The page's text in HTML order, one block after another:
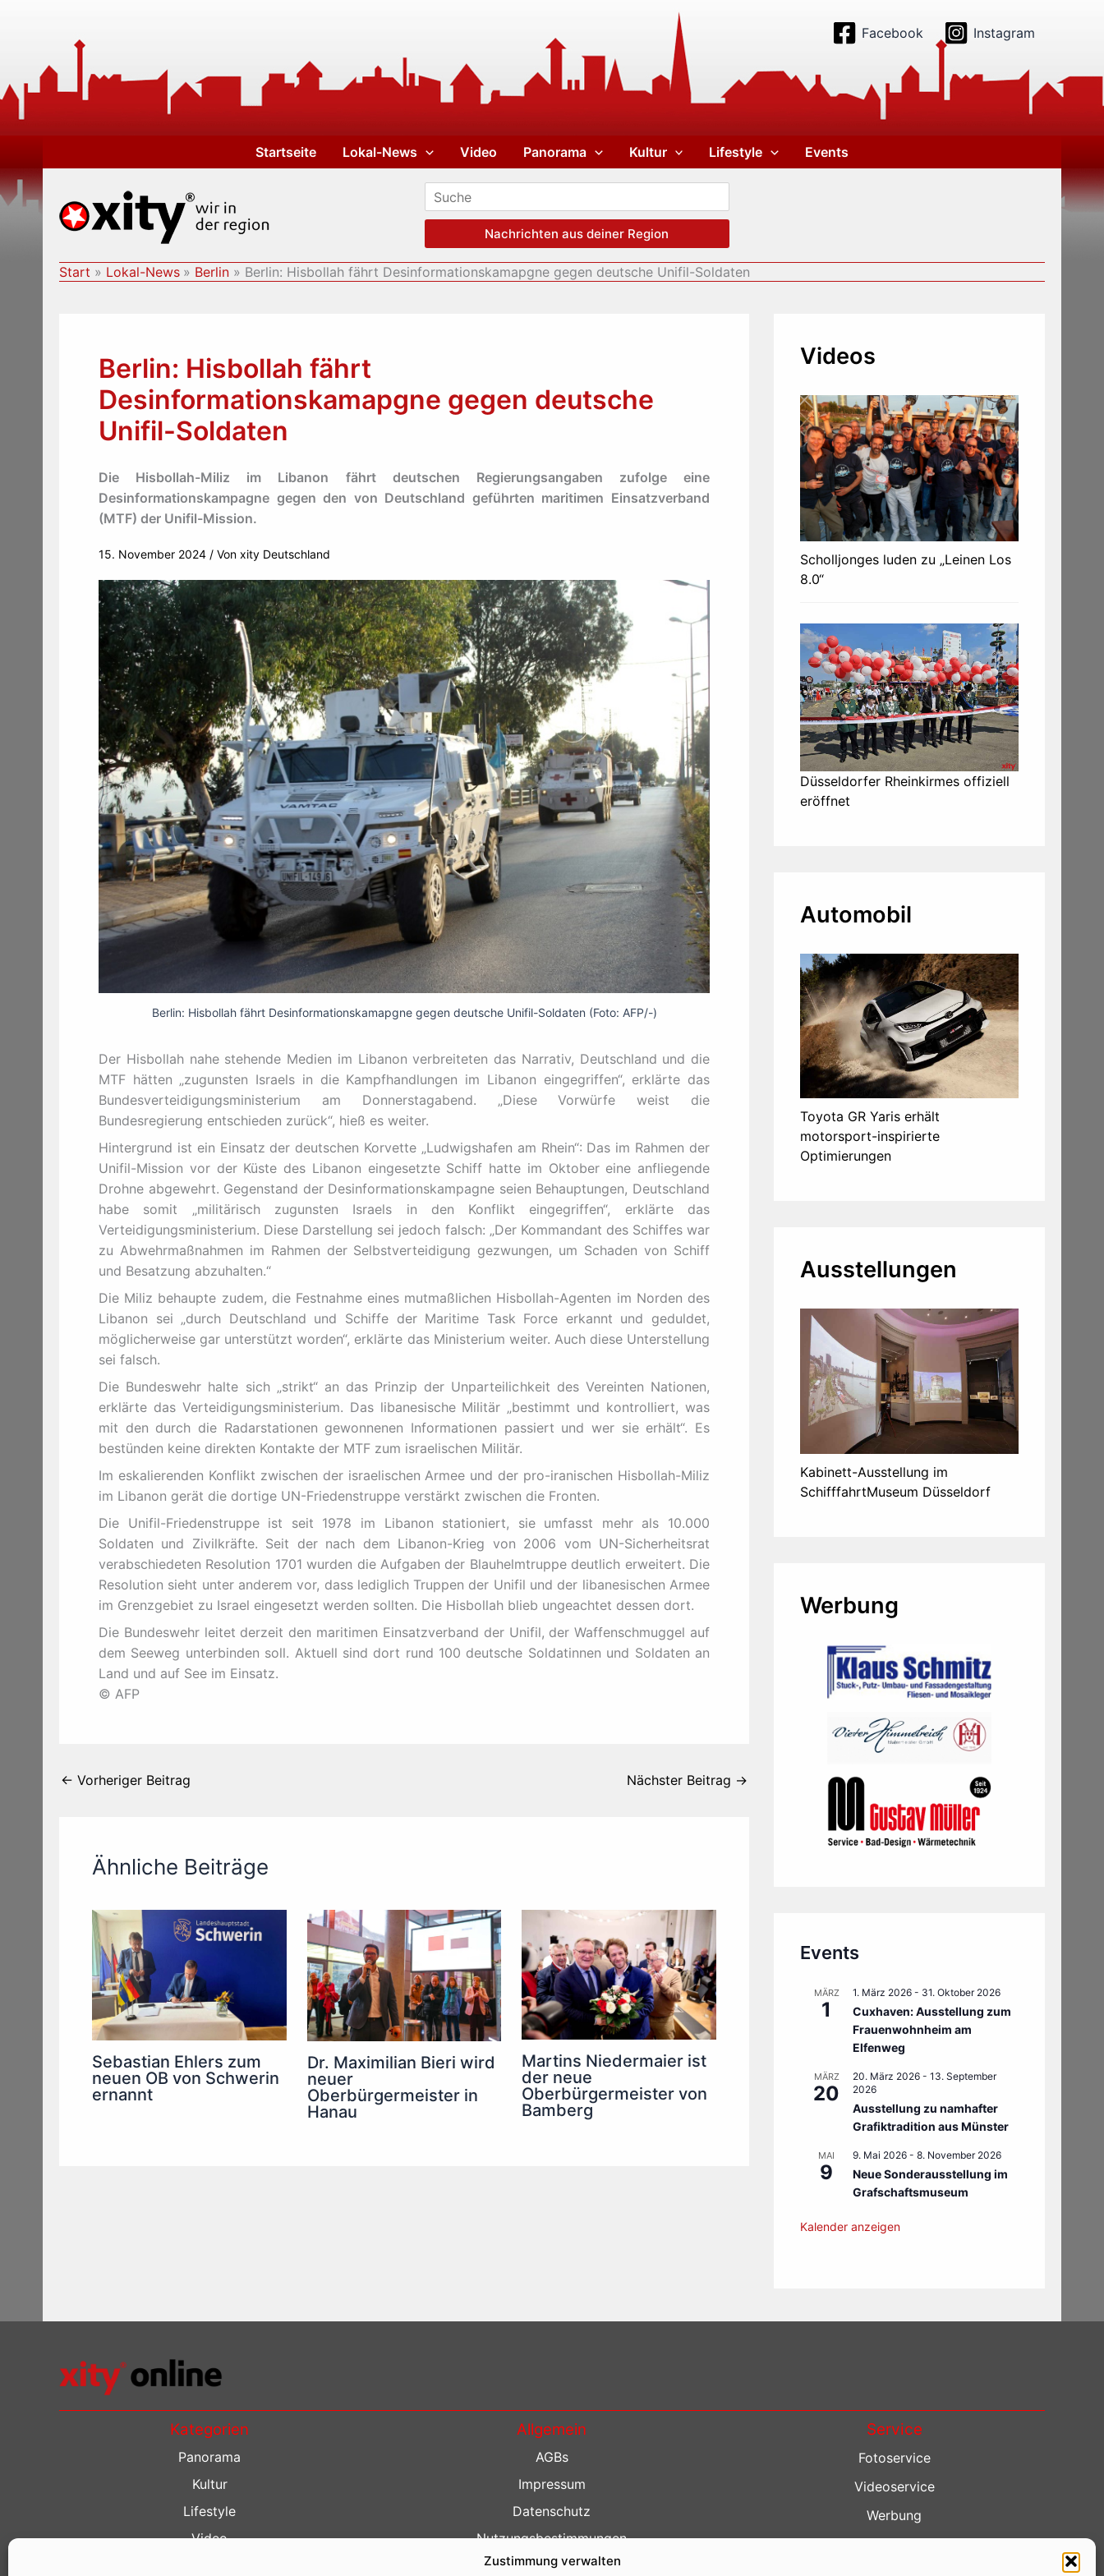
Zustimmung verwalten
Facebook Instagram
Startseite Lokal-News Video Panorama Kultur Lifestyle Events
Nachrichten aus deiner Region
Start Lokal-News Berlin Berlin: Hisbollah fährt Desinformationskamapgne gegen deutsche Unifil-Soldaten
Berlin: Hisbollah fährt
Desinformationskamapgne gegen deutsche
Unifil-Soldaten
Die Hisbollah-Miliz im Libanon fährt deutschen Regierungsangaben zufolge eine
Desinformationskampagne gegen den von Deutschland geführten maritimen Einsatzverband
(MTF) der Unifil-Mission.
15. November 2024 / Von xity Deutschland
Berlin: Hisbollah fährt Desinformationskamapgne gegen deutsche Unifil-Soldaten (Foto: AFP/-)
Der Hisbollah nahe stehende Medien im Libanon verbreiteten das Narrativ, Deutschland und die
MTF hätten „zugunsten Israels in die Kampfhandlungen im Libanon eingegriffen“, erklärte das
Bundesverteidigungsministerium am Donnerstagabend. „Diese Vorwürfe weist die
Bundesregierung entschieden zurück“, hieß es weiter.
Hintergrund ist ein Einsatz der deutschen Korvette „Ludwigshafen am Rhein“: Das im Rahmen der
Unifil-Mission vor der Küste des Libanon eingesetzte Schiff hatte im Oktober eine anfliegende
Drohne abgewehrt. Gegenstand der Desinformationskampagne seien Behauptungen, Deutschland
habe somit „militärisch zugunsten Israels in den Konflikt eingegriffen“, erklärte das
Verteidigungsministerium. Diese Darstellung sei jedoch falsch: „Der Kommandant des Schiffes war
zu Abwehrmaßnahmen im Rahmen der Selbstverteidigung gezwungen, um Schaden von Schiff
und Besatzung abzuhalten.“
Die Miliz behaupte zudem, die Festnahme eines mutmaßlichen Hisbollah-Agenten im Norden des
Libanon sei „durch Deutschland und Schiffe der Maritime Task Force erkannt und geduldet,
möglicherweise gar unterstützt worden“, erklärte das Ministerium weiter. Auch diese Unterstellung
sei falsch.
Die Bundeswehr halte sich „strikt“ an das Prinzip der Unparteilichkeit des Vereinten Nationen,
erklärte das Verteidigungsministerium. Das libanesische Militär „bestimmt und kontrolliert, was
mit den durch die Radarstationen gewonnenen Informationen passiert und wer sie erhält“. Es
bestünden keine direkten Kontakte der MTF zum israelischen Militär.
Im eskalierenden Konflikt zwischen der israelischen Armee und der pro-iranischen Hisbollah-Miliz
im Libanon gerät die dortige UN-Friedenstruppe verstärkt zwischen die Fronten.
Die Unifil-Friedenstruppe ist seit 1978 im Libanon stationiert, sie umfasst mehr als 10.000
Soldaten und Zivilkräfte. Seit der nach dem Libanon-Krieg von 2006 vom UN-Sicherheitsrat
verabschiedeten Resolution 1701 wurden die Aufgaben der Blauhelmtruppe deutlich erweitert. Die
Resolution sieht unter anderem vor, dass lediglich Truppen der Unifil und der libanesischen Armee
im Grenzgebiet zu Israel eingesetzt werden sollten. Die Hisbollah blieb ungeachtet dessen dort.
Die Bundeswehr leitet derzeit den maritimen Einsatzverband der Unifil, der Waffenschmuggel auf
dem Seeweg unterbinden soll. Aktuell sind dort rund 100 deutsche Soldatinnen und Soldaten an
Land und auf See im Einsatz.
© AFP
← Vorheriger Beitrag Nächster Beitrag →
Ähnliche Beiträge
Sebastian Ehlers zum
neuen OB von Schwerin
ernannt
Dr. Maximilian Bieri wird
neuer
Oberbürgermeister in
Hanau
Martins Niedermaier ist
der neue
Oberbürgermeister von
Bamberg
Videos
Scholljonges luden zu „Leinen Los
8.0“
Düsseldorfer Rheinkirmes offiziell
eröffnet
Automobil
Toyota GR Yaris erhält
motorsport-inspirierte
Optimierungen
Ausstellungen
Kabinett-Ausstellung im
SchifffahrtMuseum Düsseldorf
Werbung
Events
MÄRZ
1
1. März 2026 - 31. Oktober 2026
Cuxhaven: Ausstellung zum
Frauenwohnheim am
Elfenweg
MÄRZ
20
20. März 2026 - 13. September
2026
Ausstellung zu namhafter
Grafiktradition aus Münster
MAI
9
9. Mai 2026 - 8. November 2026
Neue Sonderausstellung im
Grafschaftsmuseum
Kalender anzeigen
Kategorien
Panorama
Kultur
Lifestyle
Video
Allgemein
AGBs
Impressum
Datenschutz
Nutzungsbestimmungen
Kontakt
Service
Fotoservice
Videoservice
Werbung